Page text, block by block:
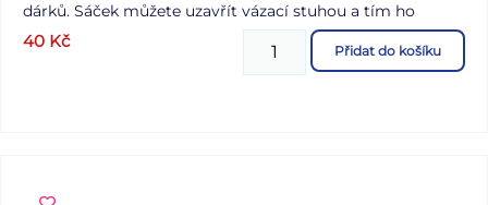
dárků. Sáček můžete uzavřít vázací stuhou a tím ho
dozdobit. V naší nabídce naleznete velký výběr stužek a
rozetek, které Vám pomohou při dekoraci balíčku.
40 Kč Přidat do košíku